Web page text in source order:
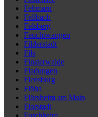
Fehmarn
Fellbach
Felsberg
Feuchtwangen
Filderstadt
Fils
Finsterwalde
Fladungen
Flensburg
Flöha
Flörsheim am Main
Florstadt